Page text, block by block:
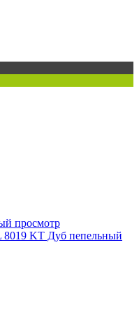
просмотр
8019 KT Дуб пепельный